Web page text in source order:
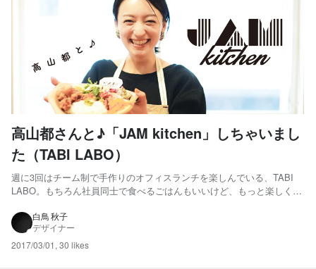
高山都さんと♪「JAM kitchen」しちゃいまし
た（TABI LABO）
週に3回はチーム制で手作りのオフィスランチを楽しんでいる、TABI
LABO。もちろん社員同士で食べるごはんもいいけど、もっと楽しく、
す。…ということで、いきなりですが「ゲストを呼んで、しかもその
人にとびきりおいしいごはんを作ってもらおう！」という、かな...
白鳥 秋子
デザイナー
2017/03/01 , 30 likes